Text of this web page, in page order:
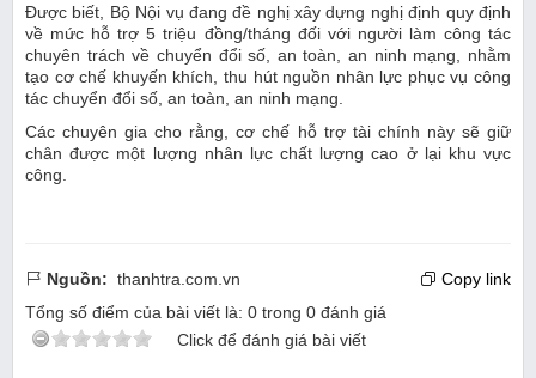
Được biết, Bộ Nội vụ đang đề nghị xây dựng nghị định quy định
về mức hỗ trợ 5 triệu đồng/tháng đối với người làm công tác
chuyên trách về chuyển đổi số, an toàn, an ninh mạng, nhằm
tạo cơ chế khuyến khích, thu hút nguồn nhân lực phục vụ công
tác chuyển đổi số, an toàn, an ninh mạng.
Các chuyên gia cho rằng, cơ chế hỗ trợ tài chính này sẽ giữ
chân được một lượng nhân lực chất lượng cao ở lại khu vực
công.
Nguồn: thanhtra.com.vn
Copy link
Tổng số điểm của bài viết là: 0 trong 0 đánh giá
Click để đánh giá bài viết